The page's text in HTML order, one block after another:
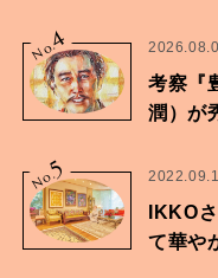
No.
4
考察『
潤）が
No.
5
IKKO
て華や